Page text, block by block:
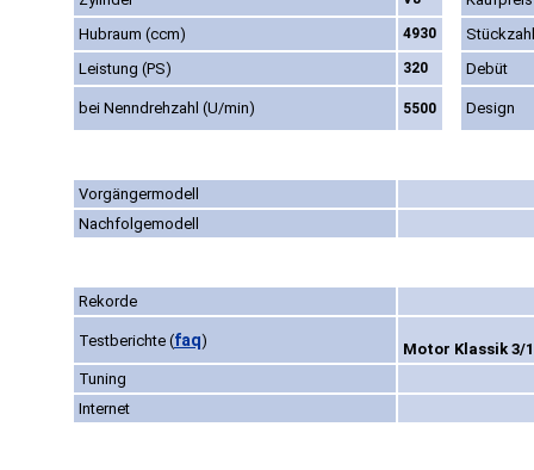
Hubraum (ccm)
4930
Stückzahl
Leistung (PS)
320 Debüt
bei Nenndrehzahl (U/min) 5500 Design
Vorgängermodell
Nachfolgemodell
Rekorde
Testberichte (faq)
Motor Klassik 3/
Tuning
Internet